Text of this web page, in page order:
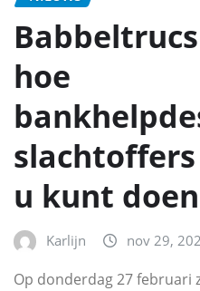
hoe
u kunt doen
Karlijn nov 29,
Op donderdag 27 februari